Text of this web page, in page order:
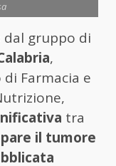
gruppo di
,
Farmacia e
tra
il tumore